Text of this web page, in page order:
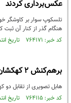
عکس‌برداری کردند
تلسکوپ سوار بر کاوشگر
هنگام گذر از کنار آن ثبت
کد خبر: ۷۶۴۱۷۱ تاریخ انتشار : ۱۴۰۰/۱۱/۲۴
برهم‌کنش ۲ کهکشان در فضا
هابل تصویری از تقابل دو
کد خبر: ۷۶۴۱۱۵ تاریخ انتشار : ۱۴۰۰/۱۱/۲۴